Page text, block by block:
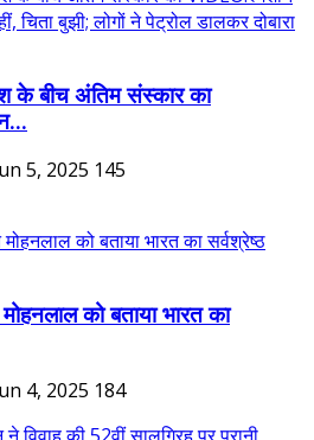
के बीच अंतिम संस्कार का
5, 2025 145
को बताया भारत का
4, 2025 184